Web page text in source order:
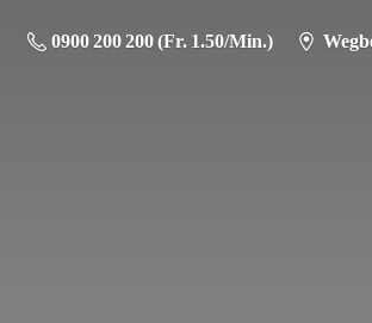
0900 200 200 (Fr. 1.50/Min.)